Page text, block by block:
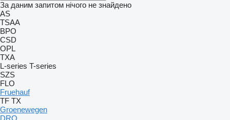
За даним запитом нічого не знайдено
AS
TSAA
BPO
CSD
OPL
TXA
L-series T-series
SZS
FLO
Fruehauf
TF TX
Groenewegen
DRO